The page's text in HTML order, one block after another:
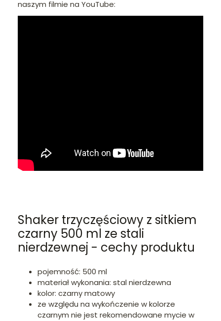
naszym filmie na YouTube:
Shaker trzyczęściowy z sitkiem
czarny 500 ml ze stali
nierdzewnej - cechy produktu
pojemność: 500 ml
materiał wykonania: stal nierdzewna
kolor: czarny matowy
ze względu na wykończenie w kolorze
czarnym nie jest rekomendowane mycie w